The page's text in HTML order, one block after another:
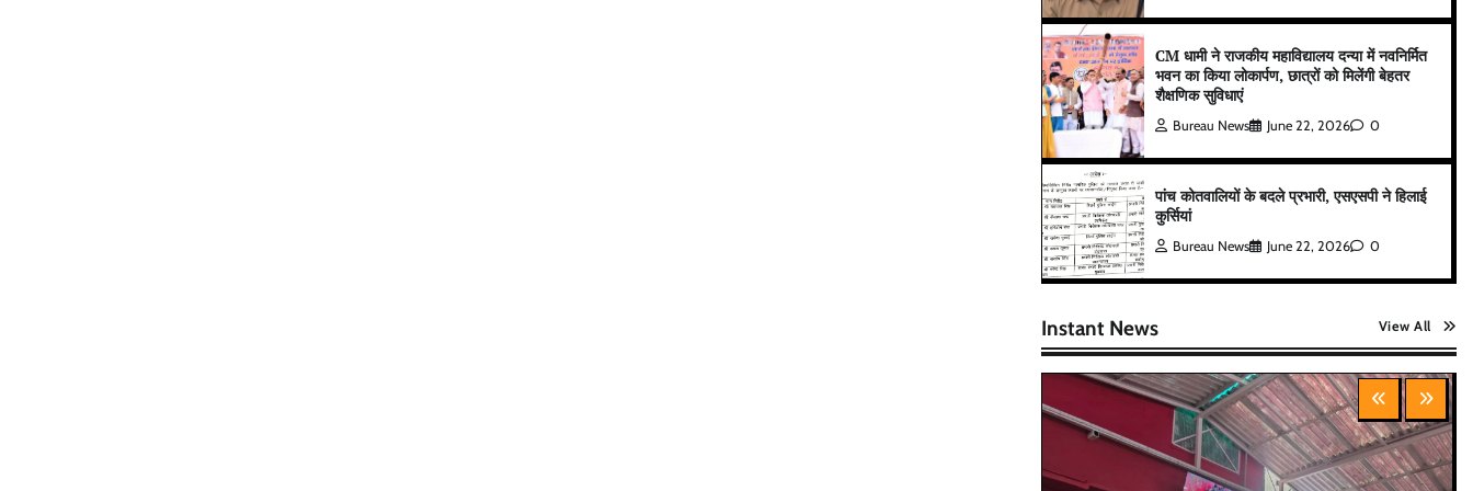
CM धामी ने राजकीय महाविद्यालय दन्या में नवनिर्मित
भवन का किया लोकार्पण, छात्रों को मिलेंगी बेहतर
शैक्षणिक सुविधाएं
Bureau News June 22, 2026 0
पांच कोतवालियों के बदले प्रभारी, एसएसपी ने हिलाई
कुर्सियां
Bureau News June 22, 2026 0
Instant News View All